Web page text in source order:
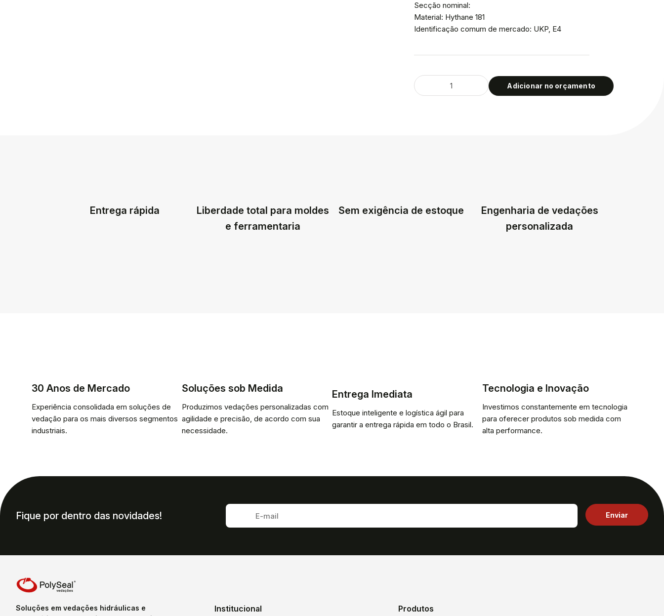
Secção nominal:
Material: Hythane 181
Identificação comum de mercado: UKP, E4
Adicionar no orçamento
Entrega rápida
Liberdade total para moldes
e ferramentaria
Sem exigência de estoque
Engenharia de vedações
personalizada
30 Anos de Mercado
Experiência consolidada em soluções de
vedação para os mais diversos segmentos
industriais.
Soluções sob Medida
Produzimos vedações personalizadas com
agilidade e precisão, de acordo com sua
necessidade.
Entrega Imediata
Estoque inteligente e logística ágil para
garantir a entrega rápida em todo o Brasil.
Tecnologia e Inovação
Investimos constantemente em tecnologia
para oferecer produtos sob medida com
alta performance.
Fique por dentro das novidades!
Soluções em vedações hidráulicas e
Institucional Produtos